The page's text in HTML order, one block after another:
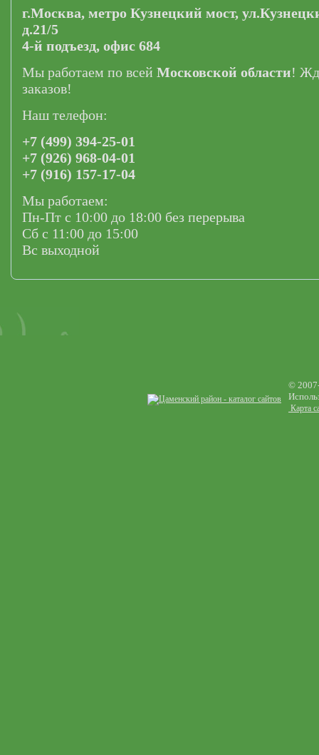
г.Москва, метро Кузнецкий мост,
д.21/5
4-й подъезд, офис 684
Мы работаем по всей Московской области!
заказов!
Наш телефон:
+7 (499) 394-25-01
+7 (926) 968-04-01
+7 (916) 157-17-04
Мы работаем:
Пн-Пт с 10:00 до 18:00 без перерыва
Сб с 11:00 до 15:00
Вс выходной
©
Карта